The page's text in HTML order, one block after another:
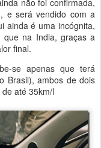
e será vendido com a
ainda é uma incógnita,
que na India, graças a
final.
se apenas que terá
Brasil), ambos de dois
até 35km/l